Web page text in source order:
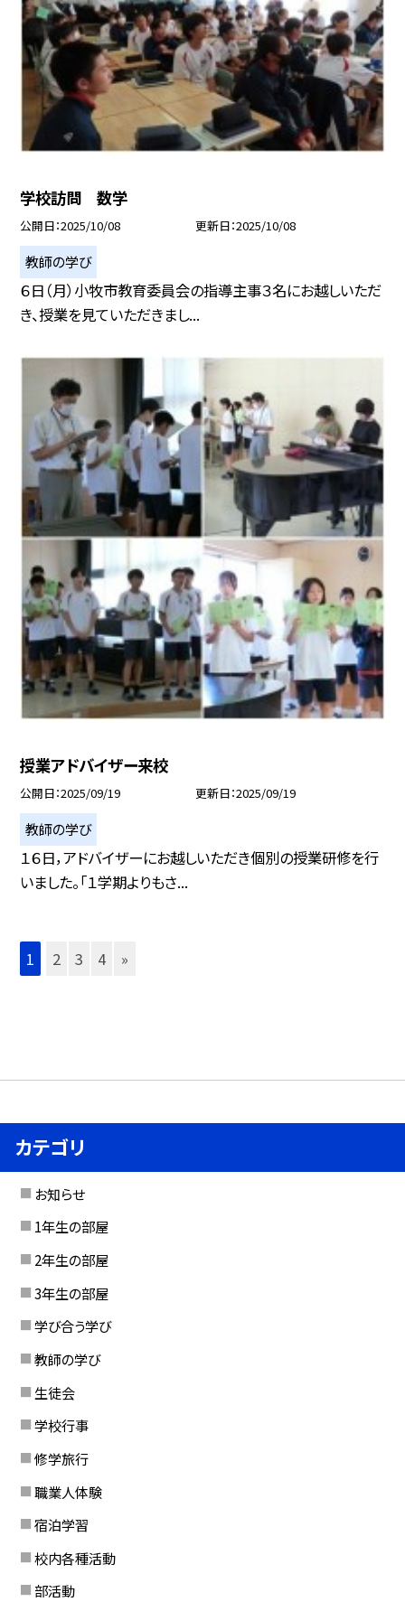
学校訪問 数学
公開日 2025/10/08 更新日 2025/10/08
教師の学び
６日（月）小牧市教育委員会の指導主事３名にお越しいただ
き、授業を見ていただきまし...
授業アドバイザー来校
公開日 2025/09/19 更新日 2025/09/19
教師の学び
１６日，アドバイザーにお越しいただき個別の授業研修を行
いました。「１学期よりもさ...
1 2 3 4 »
カテゴリ
お知らせ
1年生の部屋
2年生の部屋
3年生の部屋
学び合う学び
教師の学び
生徒会
学校行事
修学旅行
職業人体験
宿泊学習
校内各種活動
部活動